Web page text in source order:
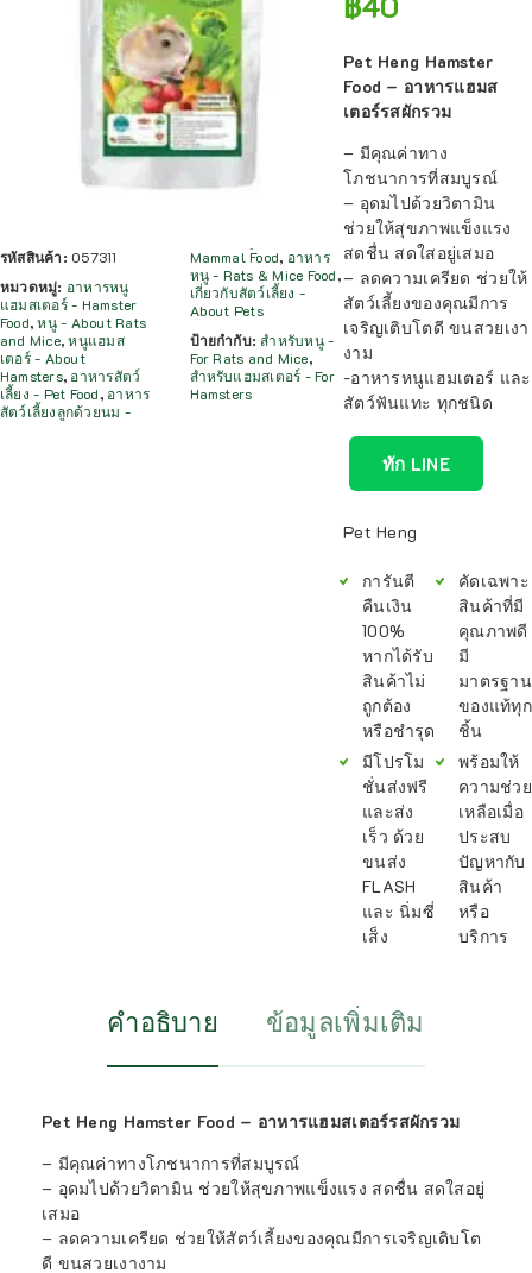
รหัสสินค้า: 057311
หมวดหมู่: อาหารหนู
แฮมสเตอร์ - Hamster
Food,หนู - About Rats
and Mice,หนูแฮมส
เตอร์ - About
Hamsters, อาหารสัตว์
เลี้ยง - Pet Food, อาหาร
สัตว์เลี้ยงลูกด้วยนม -
Mammal Food, อาหาร
หนู - Rats & Mice Food,
เกี่ยวกับสัตว์เลี้ยง -
About Pets
ป้ายกำกับ:สำหรับหนู -
For Rats and Mice,
สำหรับแฮมสเตอร์ - For
Hamsters
Pet Heng Hamster
Food – อาหารแฮมส
เตอร์รสผักรวม
– มีคุณค่าทาง
โภชนาการที่สมบูรณ์
– อุดมไปด้วยวิตามิน
ช่วยให้สุขภาพแข็งแรง
สดชื่น สดใสอยู่เสมอ
– ลดความเครียด ช่วยให้
สัตว์เลี้ยงของคุณมีการ
เจริญเติบโตดี ขนสวยเงา
งาม
-อาหารหนูแฮมเตอร์ และ
สัตว์ฟันแทะ ทุกชนิด
ทัก LINE
Pet Heng
การันตี
คืนเงิน
100%
หากได้รับ
สินค้าไม่
ถูกต้อง
หรือชำรุด
มีโปรโม
ชั่นส่งฟรี
และส่ง
เร็ว ด้วย
ขนส่ง
FLASH
และ นิ่มซี่
เส็ง
คัดเฉพาะ
สินค้าที่มี
คุณภาพดี
มี
มาตรฐาน
ของแท้ทุก
ชิ้น
พร้อมให้
ความช่วย
เหลือเมื่อ
ประสบ
ปัญหากับ
สินค้า
หรือ
บริการ
คำอธิบาย ข้อมูลเพิ่มเติม
Pet Heng Hamster Food – อาหารแฮมสเตอร์รสผักรวม
– มีคุณค่าทางโภชนาการที่สมบูรณ์
– อุดมไปด้วยวิตามิน ช่วยให้สุขภาพแข็งแรง สดชื่น สดใสอยู่
เสมอ
– ลดความเครียด ช่วยให้สัตว์เลี้ยงของคุณมีการเจริญเติบโต
ดี ขนสวยเงางาม